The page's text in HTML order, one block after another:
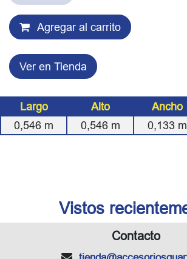
Agregar al carrito
Ver en Tienda
Largo Alto Ancho
0,546 m 0,546m 0,133m
Vistos
Contacto